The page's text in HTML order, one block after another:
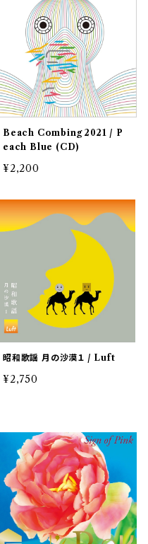
Beach Combing 2021 / P
each Blue (CD)
¥2,200
昭和歌謡 月の沙漠１ / Luft
¥2,750